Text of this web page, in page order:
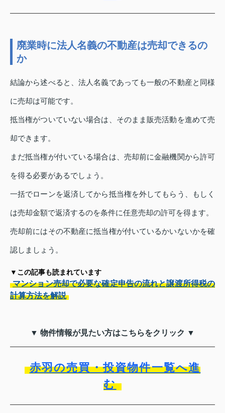
廃業時に法人名義の不動産は売却できるの
か
結論から述べると、法人名義であっても一般の不動産と同様
に売却は可能です。
抵当権がついていない場合は、そのまま販売活動を進めて売
却できます。
まだ抵当権が付いている場合は、売却前に金融機関から許可
を得る必要があるでしょう。
一括でローンを返済してから抵当権を外してもらう、もしく
は売却金額で返済するのを条件に任意売却の許可を得ます。
売却前にはその不動産に抵当権が付いているかいないかを確
認しましょう。
▼この記事も読まれています
マンション売却で必要な確定申告の流れと譲渡所得税の
計算方法を解説
▼ 物件情報が見たい方はこちらをクリック ▼
赤羽の売買・投資物件一覧へ進
む